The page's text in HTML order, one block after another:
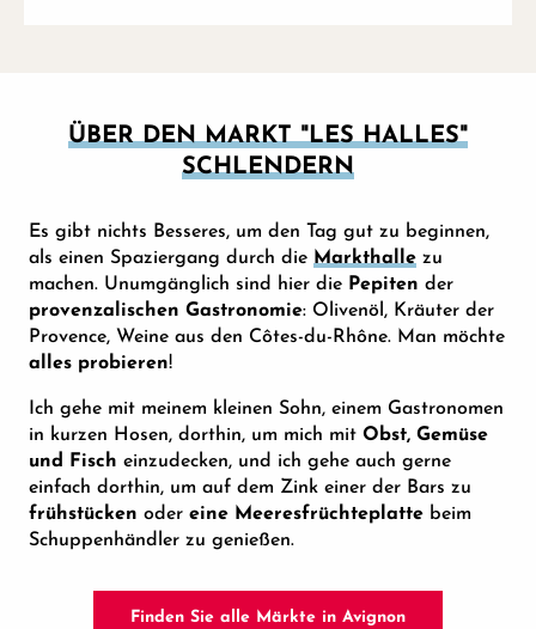
ÜBER DEN MARKT "LES HALLES"
SCHLENDERN
Es gibt nichts Besseres, um den Tag gut zu beginnen,
als einen Spaziergang durch die Markthalle zu
machen. Unumgänglich sind hier die Pepiten der
provenzalischen Gastronomie: Olivenöl, Kräuter der
Provence, Weine aus den Côtes-du-Rhône. Man möchte
alles probieren!
Ich gehe mit meinem kleinen Sohn, einem Gastronomen
in kurzen Hosen, dorthin, um mich mit Obst, Gemüse
und Fisch einzudecken, und ich gehe auch gerne
einfach dorthin, um auf dem Zink einer der Bars zu
frühstücken oder eine Meeresfrüchteplatte beim
Schuppenhändler zu genießen.
Finden Sie alle Märkte in Avignon